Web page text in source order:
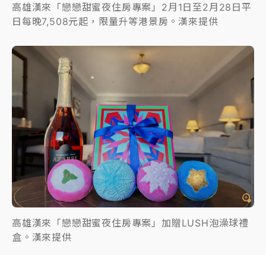
高雄漢來「戀戀甜蜜夜住房專案」2月1日至2月28日平
日每晚7,508元起，限量升等港景房。漢來提供
高雄漢來「戀戀甜蜜夜住房專案」加贈LUSH泡澡球禮
盒。漢來提供